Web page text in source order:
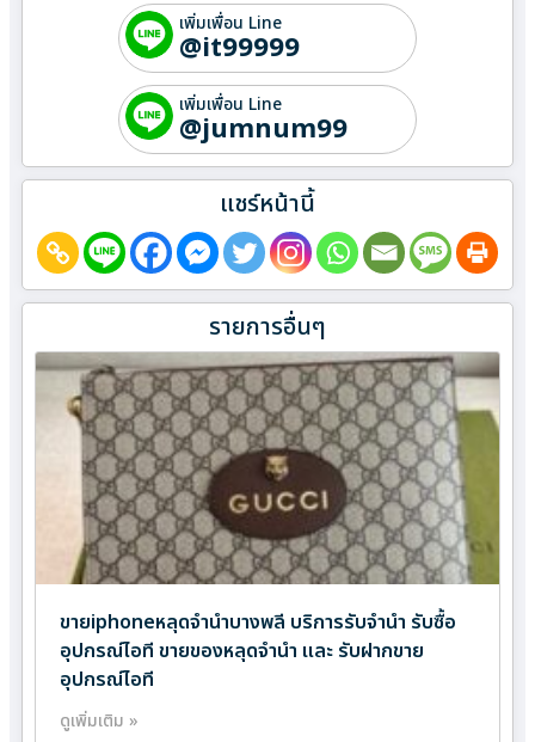
เพิ่มเพื่อน Line
@it99999
เพิ่มเพื่อน Line
@jumnum99
แชร์หน้านี้
รายการอื่นๆ
ขายiphoneหลุดจำนำบางพลี บริการรับจำนำ รับซื้อ
อุปกรณ์ไอที ขายของหลุดจำนำ และ รับฝากขาย
อุปกรณ์ไอที
ดูเพิ่มเติม »